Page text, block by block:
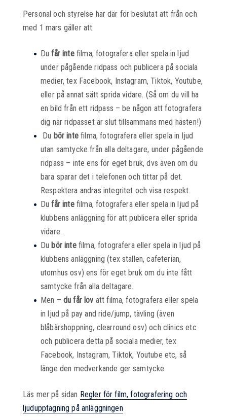
Personal och styrelse har där för beslutat att från och
med 1 mars gäller att:
Dufår intefilma, fotografera eller spela in ljud
under pågående ridpass och publicera på sociala
medier, tex Facebook, Instagram, Tiktok, Youtube,
eller på annat sätt sprida vidare. (Så om du vill ha
en bild från ett ridpass – be någon att fotografera
dig när ridpasset är slut tillsammans med hästen!)
Du bör intefilma, fotografera eller spela in ljud
utan samtycke från alla deltagare, under pågående
ridpass – inte ens för eget bruk, dvs även om du
bara sparar det i telefonen och tittar på det.
Respektera andras integritet och visa respekt.
Dufår intefilma, fotografera eller spela in ljud på
klubbens anläggning för att publicera eller sprida
vidare.
Du bör intefilma, fotografera eller spela in ljud på
klubbens anläggning (tex stallen, cafeterian,
utomhus osv) ens för eget bruk om du inte fått
samtycke från alla deltagare.
Men – du får lov att filma, fotografera eller spela
in ljud på pay and ride/jump, tävling (även
blåbärshoppning, clearround osv) och clinics etc
och publicera detta på sociala medier, tex
Facebook, Instagram, Tiktok, Youtube etc, så
länge den medverkande ger samtycke.
Läs mer på sidan Regler för film, fotografering och
ljudupptagning på anläggningen